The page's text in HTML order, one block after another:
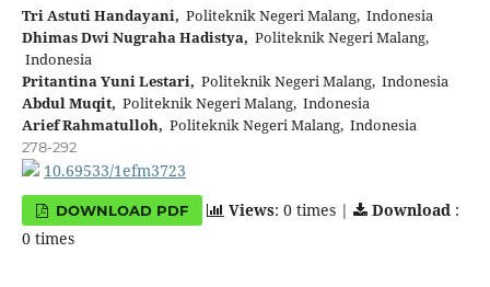
Tri Astuti Handayani, Politeknik Negeri Malang, Indonesia
Dhimas Dwi Nugraha Hadistya, Politeknik Negeri Malang,
Indonesia
Pritantina Yuni Lestari, Politeknik Negeri Malang, Indonesia
Abdul Muqit, Politeknik Negeri Malang, Indonesia
Arief Rahmatulloh, Politeknik Negeri Malang, Indonesia
278-292
10.69533/1efm3723
DOWNLOAD PDF Views: 0 times | Download :
0 times